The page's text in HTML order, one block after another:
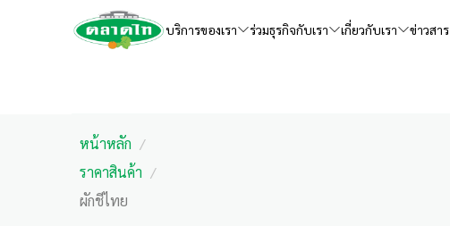
บริการของเรา ร่วมธุรกิจกับเรา เกี่ยวกับเรา ข่าวสาร
หน้าหลัก /
ราคาสินค้า /
ผักชีไทย